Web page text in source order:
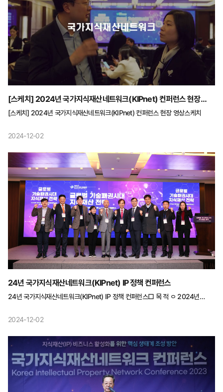
[스케치] 2024년 국가지식재산네트워크(KIPnet) 컨퍼런스 현장
영상스케치
[스케치] 2024년 국가지식재산네트워크(KIPnet) 컨퍼런스 현장 영상스케치
2024-12-02
24년 국가지식재산네트워크(KIPnet) IP 정책 컨퍼런스
24년 국가지식재산네트워크(KIPnet) IP 정책 컨퍼런스□ 목 적 ㅇ 2024년
(주 제) “글로벌 기술패권시대 지식재산 전략” ㅇ (일시/장소) 2024.11.25.(월)
국가지식재산위원회, 관계부처, IP 유관기관 관계자 등 약100여명 ㅇ (주요내용)
기조연설, 분과별 연구결 발표
2024-12-02